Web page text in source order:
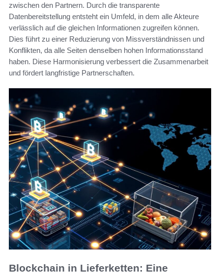
zwischen den Partnern. Durch die transparente
Datenbereitstellung entsteht ein Umfeld, in dem alle Akteure
verlässlich auf die gleichen Informationen zugreifen können.
Dies führt zu einer Reduzierung von Missverständnissen und
Konflikten, da alle Seiten denselben hohen Informationsstand
haben. Diese Harmonisierung verbessert die Zusammenarbeit
und fördert langfristige Partnerschaften.
Blockchain in Lieferketten: Eine